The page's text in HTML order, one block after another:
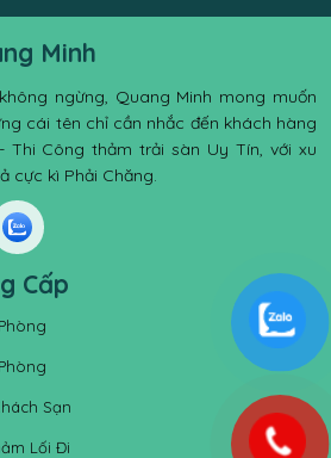
Minh
ngừng, Quang Minh mong muốn
cái tên chỉ cần nhắc đến khách hàng
Thi Công thảm trải sàn Uy Tín, với xu
cực kì Phải Chăng.
Cấp
Sạn
Lối Đi